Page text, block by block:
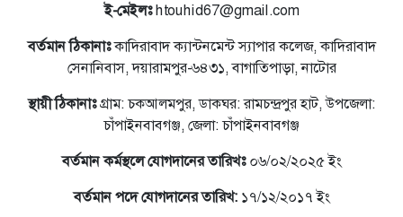
ই-মেইলঃhtouhid67@gmail.com
বর্তমান ঠিকানাঃকাদিরাবাদ ক্যান্টনমেন্ট স্যাপার কলেজ, কাদিরাবাদ
সেনানিবাস, দয়ারামপুর-৬৪৩১, বাগাতিপাড়া, নাটোর
স্থায়ী ঠিকানাঃগ্রাম: চকআলমপুর, ডাকঘর: রামচন্দ্রপুর হাট, উপজেলা:
চাঁপাইনবাবগঞ্জ, জেলা: চাঁপাইনবাবগঞ্জ
বর্তমান কর্মস্থলে যোগদানের তারিখঃ০৬/০২/২০২৫ ইং
বর্তমান পদে যোগদানের তারিখ:১৭/১২/২০১৭ ইং